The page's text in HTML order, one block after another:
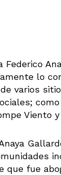
Federico
lo
varios
Viento
que fue